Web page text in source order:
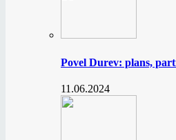
Povel Durev: plans,
11.06.2024